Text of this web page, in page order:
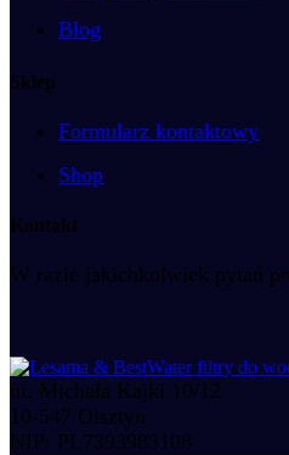
Blog
Sklep
Formularz kontaktowy
Shop
Kontakt
W razie jakichkolwiek pytań
ul. Michała Kajki 10/12
10-547 Olsztyn
NIP: PL7393983108